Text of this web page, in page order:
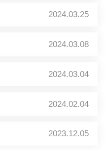
2024.03.25
2024.03.08
2024.03.04
2024.02.04
2023.12.05